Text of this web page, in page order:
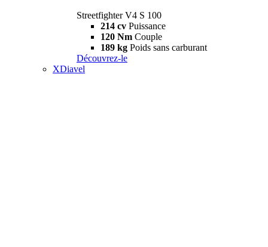
Streetfighter V4 S 100
214 cv Puissance
120 Nm Couple
189 kg Poids sans carburant
Découvrez-le
XDiavel